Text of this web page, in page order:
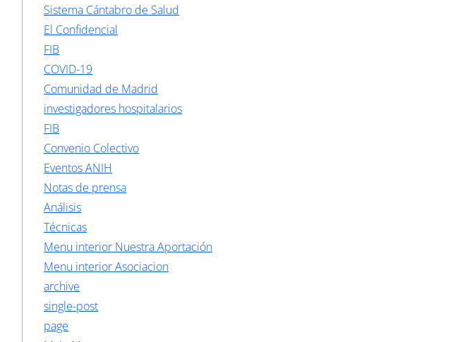
Sistema Cántabro de Salud
El Confidencial
FIB
COVID-19
Comunidad de Madrid
investigadores hospitalarios
FIB
Convenio Colectivo
Eventos ANIH
Notas de prensa
Análisis
Técnicas
Menu interior Nuestra Aportación
Menu interior Asociacion
archive
single-post
page